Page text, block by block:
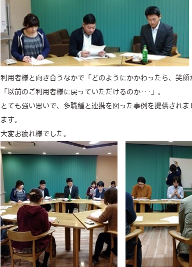
利用者様と向き合うなかで「どのようにかかわったら、笑顔
「以前のご利用者様に戻っていただけるのか･･･」。
とても強い思いで、多職種と連携を図った事例を提供され
ます。
大変お疲れ様でした。